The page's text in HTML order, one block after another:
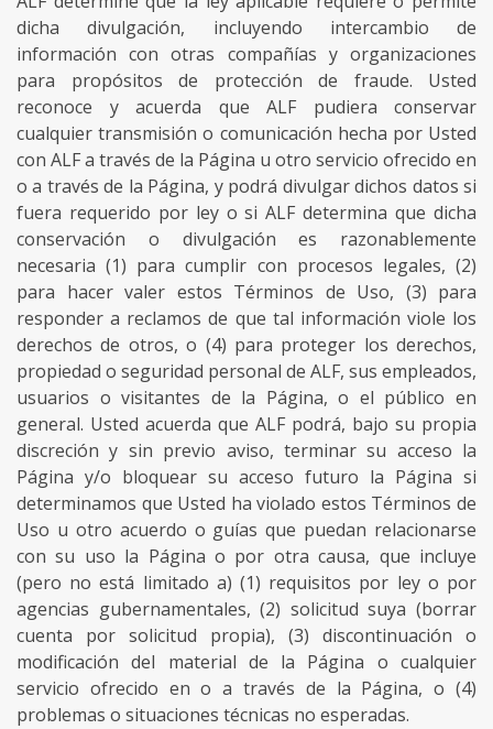
dicha divulgación, incluyendo intercambio de
información con otras compañías y organizaciones
para propósitos de protección de fraude. Usted
reconoce y acuerda que ALF pudiera conservar
cualquier transmisión o comunicación hecha por Usted
con ALF a través de la Página u otro servicio ofrecido en
o a través de la Página, y podrá divulgar dichos datos si
fuera requerido por ley o si ALF determina que dicha
conservación o divulgación es razonablemente
necesaria (1) para cumplir con procesos legales, (2)
para hacer valer estos Términos de Uso, (3) para
responder a reclamos de que tal información viole los
derechos de otros, o (4) para proteger los derechos,
propiedad o seguridad personal de ALF, sus empleados,
usuarios o visitantes de la Página, o el público en
general. Usted acuerda que ALF podrá, bajo su propia
discreción y sin previo aviso, terminar su acceso la
Página y/o bloquear su acceso futuro la Página si
determinamos que Usted ha violado estos Términos de
Uso u otro acuerdo o guías que puedan relacionarse
con su uso la Página o por otra causa, que incluye
(pero no está limitado a) (1) requisitos por ley o por
agencias gubernamentales, (2) solicitud suya (borrar
cuenta por solicitud propia), (3) discontinuación o
modificación del material de la Página o cualquier
servicio ofrecido en o a través de la Página, o (4)
problemas o situaciones técnicas no esperadas.